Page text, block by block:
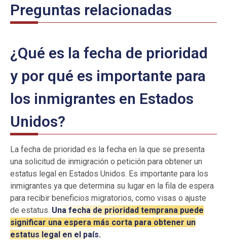
Preguntas relacionadas
¿Qué es la fecha de prioridad
y por qué es importante para
los inmigrantes en Estados
Unidos?
La fecha de prioridad es la fecha en la que se presenta
una solicitud de inmigración o petición para obtener un
estatus legal en Estados Unidos. Es importante para los
inmigrantes ya que determina su lugar en la fila de espera
para recibir beneficios migratorios, como visas o ajuste
de estatus. Una fecha de prioridad temprana puede
significar una espera más corta para obtener un
estatus legal en el país.